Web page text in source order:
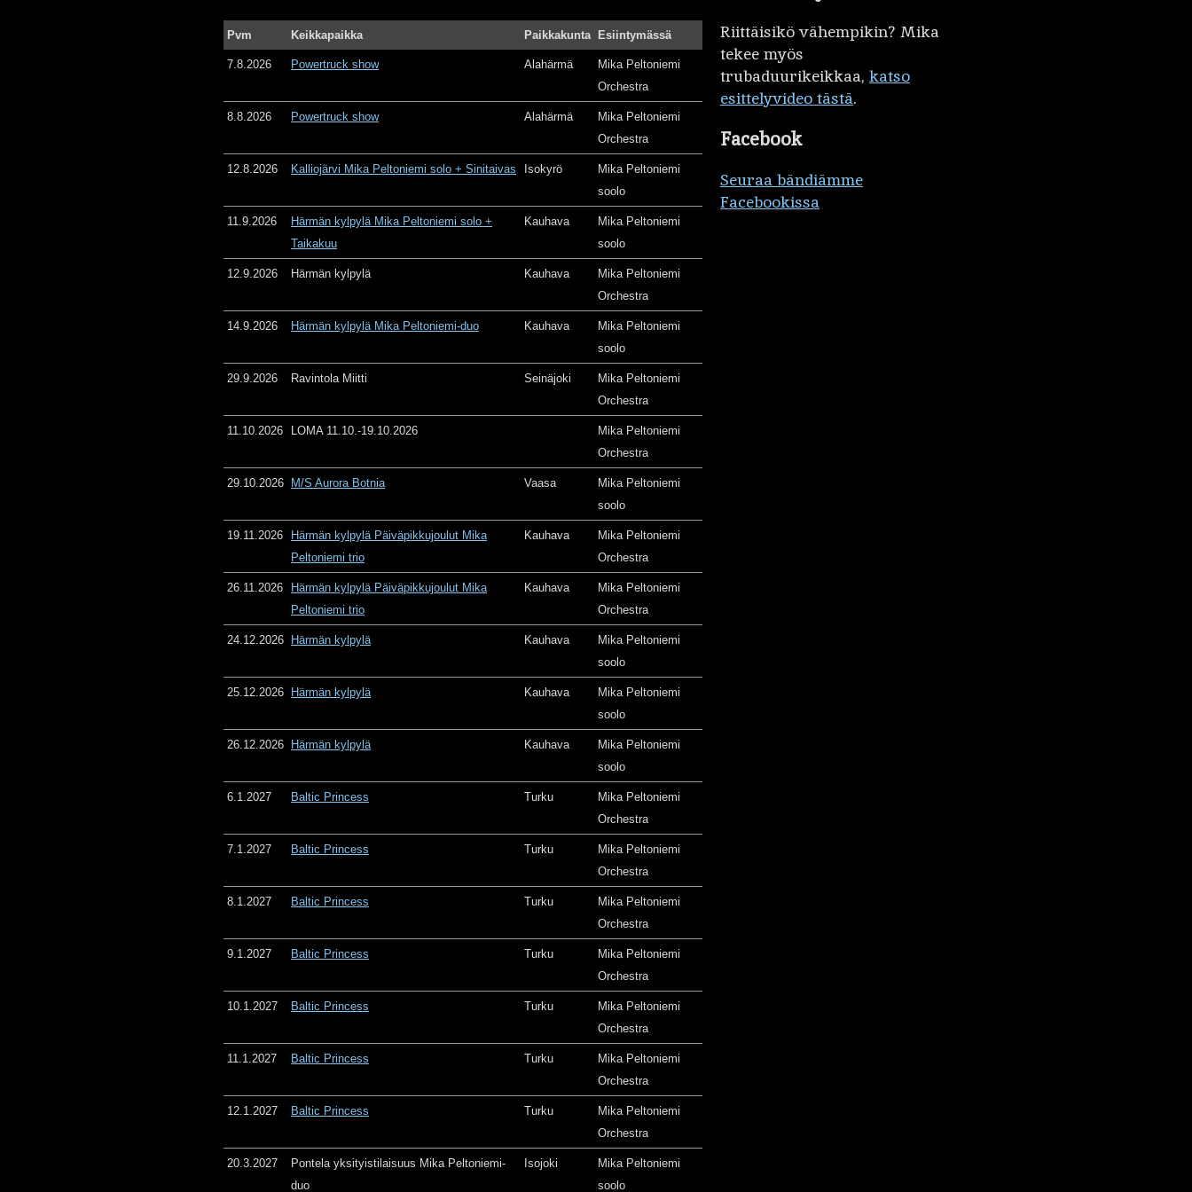
Pvm Keikkapaikka Paikkakunta Esiintymässä
7.8.2026 Powertruck show Alahärmä
Mika Peltoniemi
Orchestra
8.8.2026 Powertruck show Alahärmä
Mika Peltoniemi
Orchestra
12.8.2026 Kalliojärvi Mika Peltoniemi solo + Sinitaivas Isokyrö
Mika Peltoniemi
soolo
11.9.2026
Härmän kylpylä Mika Peltoniemi solo +
Taikakuu
Kauhava
Mika Peltoniemi
soolo
12.9.2026 Härmän kylpylä Kauhava
Mika Peltoniemi
Orchestra
14.9.2026 Härmän kylpylä Mika Peltoniemi-duo Kauhava
Mika Peltoniemi
soolo
29.9.2026 Ravintola Miitti Seinäjoki
Mika Peltoniemi
Orchestra
11.10.2026 LOMA 11.10.-19.10.2026
Mika Peltoniemi
Orchestra
29.10.2026 M/S Aurora Botnia Vaasa
Mika Peltoniemi
soolo
19.11.2026
Härmän kylpylä Päiväpikkujoulut Mika
Peltoniemi trio
Kauhava
Mika Peltoniemi
Orchestra
26.11.2026
Härmän kylpylä Päiväpikkujoulut Mika
Peltoniemi trio
Kauhava
Mika Peltoniemi
Orchestra
24.12.2026 Härmän kylpylä Kauhava
Mika Peltoniemi
soolo
25.12.2026 Härmän kylpylä Kauhava
Mika Peltoniemi
soolo
26.12.2026 Härmän kylpylä Kauhava
Mika Peltoniemi
soolo
6.1.2027 Baltic Princess Turku
Mika Peltoniemi
Orchestra
7.1.2027 Baltic Princess Turku
Mika Peltoniemi
Orchestra
8.1.2027 Baltic Princess Turku
Mika Peltoniemi
Orchestra
9.1.2027 Baltic Princess Turku
Mika Peltoniemi
Orchestra
10.1.2027 Baltic Princess Turku
Mika Peltoniemi
Orchestra
11.1.2027 Baltic Princess Turku
Mika Peltoniemi
Orchestra
12.1.2027 Baltic Princess Turku
Mika Peltoniemi
Orchestra
20.3.2027
Pontela yksityistilaisuus Mika Peltoniemi-
duo
Isojoki
Mika Peltoniemi
soolo
Riittäisikö vähempikin? Mika
tekee myös
trubaduurikeikkaa, katso
esittelyvideo tästä.
Facebook
Seuraa bändiämme
Facebookissa